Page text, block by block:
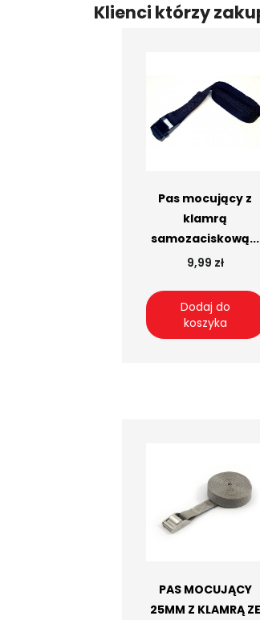
Klienci którzy
Pas mocujący z
klamrą
samozaciskową...
9,99 zł
Dodaj do
koszyka
PAS MOCUJĄCY
25MM Z KLAMRĄ ZE